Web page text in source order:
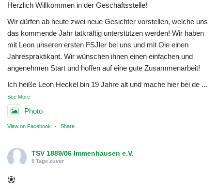
Herzlich Willkommen in der Geschäftsstelle!
Wir dürfen ab heute zwei neue Gesichter vorstellen, welche uns
das kommende Jahr tatkräftig unterstützen werden! Wir haben
mit Leon unseren ersten FSJler bei uns und mit Ole einen
Jahrespraktikant. Wir wünschen ihnen einen einfachen und
angenehmen Start und hoffen auf eine gute Zusammenarbeit!
Ich heiße Leon Heckel bin 19 Jahre alt und mache hier bei de ...
See More
Photo
View on Facebook · Share
TSV 1889/06 Immenhausen e.V.
5 Tage zuvor